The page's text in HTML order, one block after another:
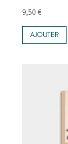
9,50 €
AJOUTER